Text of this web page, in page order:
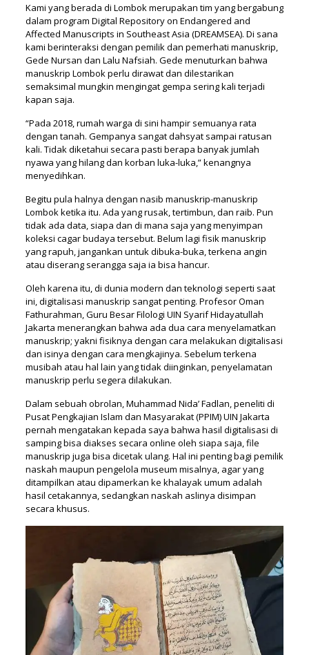
Kami yang berada di Lombok merupakan tim yang bergabung
dalam program Digital Repository on Endangered and
Affected Manuscripts in Southeast Asia (DREAMSEA). Di sana
kami berinteraksi dengan pemilik dan pemerhati manuskrip,
Gede Nursan dan Lalu Nafsiah. Gede menuturkan bahwa
manuskrip Lombok perlu dirawat dan dilestarikan
semaksimal mungkin mengingat gempa sering kali terjadi
kapan saja.
“Pada 2018, rumah warga di sini hampir semuanya rata
dengan tanah. Gempanya sangat dahsyat sampai ratusan
kali. Tidak diketahui secara pasti berapa banyak jumlah
nyawa yang hilang dan korban luka-luka,” kenangnya
menyedihkan.
Begitu pula halnya dengan nasib manuskrip-manuskrip
Lombok ketika itu. Ada yang rusak, tertimbun, dan raib. Pun
tidak ada data, siapa dan di mana saja yang menyimpan
koleksi cagar budaya tersebut. Belum lagi fisik manuskrip
yang rapuh, jangankan untuk dibuka-buka, terkena angin
atau diserang serangga saja ia bisa hancur.
Oleh karena itu, di dunia modern dan teknologi seperti saat
ini, digitalisasi manuskrip sangat penting. Profesor Oman
Fathurahman, Guru Besar Filologi UIN Syarif Hidayatullah
Jakarta menerangkan bahwa ada dua cara menyelamatkan
manuskrip; yakni fisiknya dengan cara melakukan digitalisasi
dan isinya dengan cara mengkajinya. Sebelum terkena
musibah atau hal lain yang tidak diinginkan, penyelamatan
manuskrip perlu segera dilakukan.
Dalam sebuah obrolan, Muhammad Nida’ Fadlan, peneliti di
Pusat Pengkajian Islam dan Masyarakat (PPIM) UIN Jakarta
pernah mengatakan kepada saya bahwa hasil digitalisasi di
samping bisa diakses secara online oleh siapa saja, file
manuskrip juga bisa dicetak ulang. Hal ini penting bagi pemilik
naskah maupun pengelola museum misalnya, agar yang
ditampilkan atau dipamerkan ke khalayak umum adalah
hasil cetakannya, sedangkan naskah aslinya disimpan
secara khusus.